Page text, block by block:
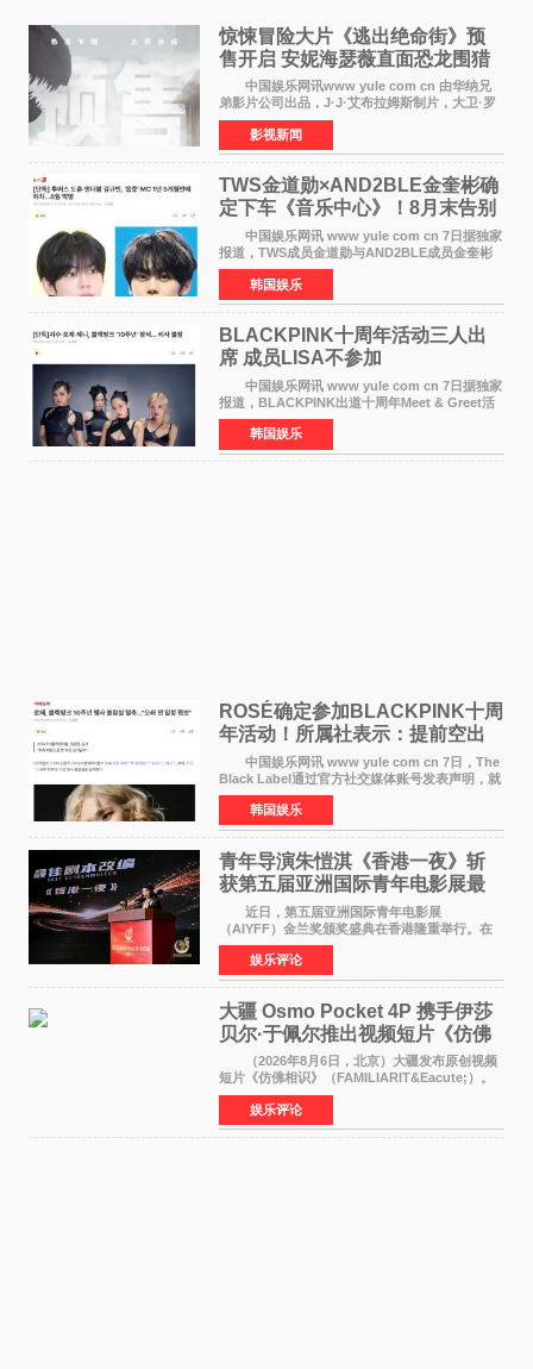
惊悚冒险大片《逃出绝命街》预
售开启 安妮海瑟薇直面恐龙围猎
中国娱乐网讯www yule com cn 由华纳兄
弟影片公司出品，J·J·艾布拉姆斯制片，大卫·罗
伯特·米切尔执导，好莱坞巨星安妮·海瑟薇和伊万
·麦克格雷格领衔主演的2026暑期惊悚冒险大片
《逃出绝
影视新闻
TWS金道勋×AND2BLE金奎彬确
定下车《音乐中心》！8月末告别
MC席位
中国娱乐网讯 www yule com cn 7日据独家
报道，TWS成员金道勋与AND2BLE成员金奎彬
将于8月离开《音乐中心》MC的位置。 金道
勋与金奎彬于去年3月与H2H A-NA一起被选为
《音乐中心》MC，约1
韩国娱乐
BLACKPINK十周年活动三人出
席 成员LISA不参加
中国娱乐网讯 www yule com cn 7日据独家
报道，BLACKPINK出道十周年Meet & Greet活
动将由智秀、ROS&Eacute;、JENNIE出席，
LISA将缺席。 此前BLACKPINK所属社YG并
未为组合出道十周年做
韩国娱乐
ROSÉ确定参加BLACKPINK十周
年活动！所属社表示：提前空出
了时间
中国娱乐网讯 www yule com cn 7日，The
Black Label通过官方社交媒体账号发表声明，就
近期网络上关于ROS&Eacute;个人行程及是否参
加BLACKPINK出道纪念活动的种种猜测作出正
式回应。 Th
韩国娱乐
青年导演朱愷淇《香港一夜》斩
获第五届亚洲国际青年电影展最
佳剧本改编奖
近日，第五届亚洲国际青年电影展
（AIYFF）金兰奖颁奖盛典在香港隆重举行。在
这场汇聚数百位海内外电影人、文化界人士及媒
体代表的亚洲青年影视盛会上，香港本土电影
《香港一夜》（Dawn in Ho
娱乐评论
大疆 Osmo Pocket 4P 携手伊莎
贝尔·于佩尔推出视频短片《仿佛
相识》
（2026年8月6日，北京）大疆发布原创视频
短片《仿佛相识》（FAMILIARIT&Eacute;）。
视频短片由戛纳国际电影节最佳女演员伊莎贝尔·
于佩尔（Isabelle Huppert）主演，全程使用大
疆首款双主摄口
娱乐评论